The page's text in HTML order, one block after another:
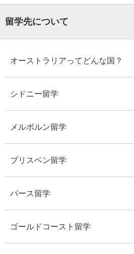
留学先について
オーストラリアってどんな国？
シドニー留学
メルボルン留学
ブリスベン留学
パース留学
ゴールドコースト留学